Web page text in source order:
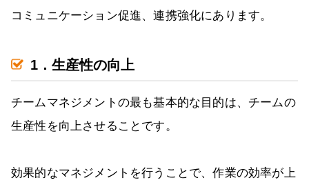
コミュニケーション促進、連携強化にあります。
1．生産性の向上
チームマネジメントの最も基本的な目的は、チームの
生産性を向上させることです。
効果的なマネジメントを行うことで、作業の効率が上